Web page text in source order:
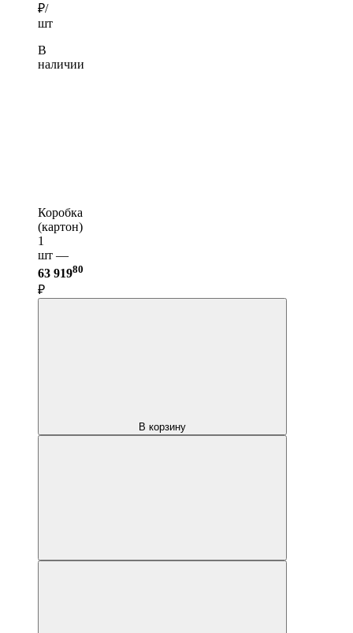
₽/
шт
В
наличии
Коробка
(картон)
1
шт —
63 91980
₽
В корзину